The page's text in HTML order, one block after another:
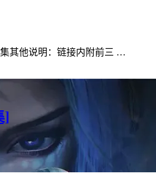
其他说明：链接内附前三 …
]